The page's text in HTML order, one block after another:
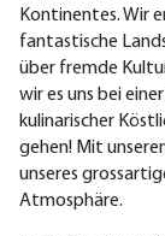
Kontinentes. Wir
fantastische
über fremde
wir es uns bei
kulinarischer
gehen! Mit
unseres
Atmosphäre.